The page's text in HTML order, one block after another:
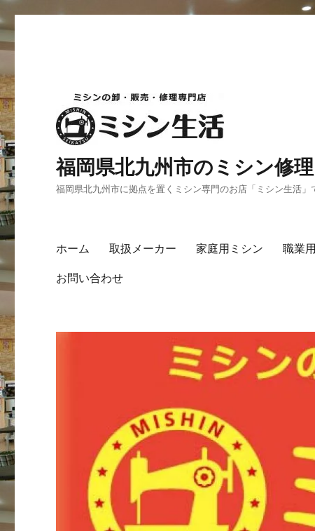
福岡県北九州市のミシン修
福岡県北九州市に拠点を置くミシン専門のお店「ミシン生活
ホーム 取扱メーカー 家庭用ミシン 職業
お問い合わせ